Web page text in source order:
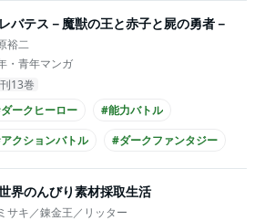
バテス－魔獣の王と赤子と屍の勇者－
裕二
・青年マンガ
13巻
ークヒーロー
#能力バトル
クションバトル
#ダークファンタジー
世界
#深まる謎
#とてもバイオレンス
長
#アニメ化
界のんびり素材採取生活
サキ／錬金王／リッター